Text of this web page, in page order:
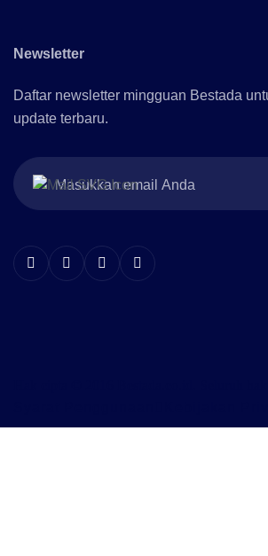
Newsletter
Daftar newsletter mingguan Bestada
update terbaru.